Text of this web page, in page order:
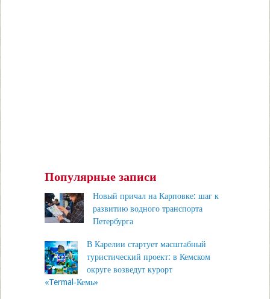
Популярные записи
Новый причал на Карповке: шаг к
развитию водного транспорта
Петербурга
В Карелии стартует масштабный
туристический проект: в Кемском
округе возведут курорт
«Termal‑Кемь»